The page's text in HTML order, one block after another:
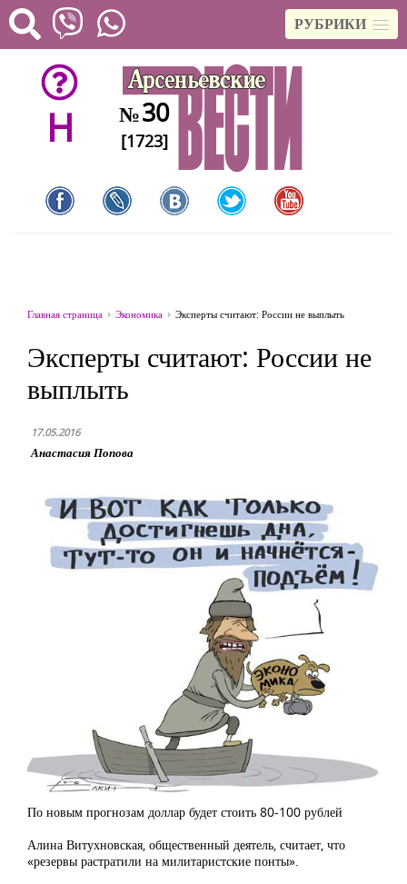
РУБРИКИ
H №30
[1723]
Главная страница Экономика Эксперты считают: России не выплыть
Эксперты считают: России не
выплыть
17.05.2016
Анастасия Попова
По новым прогнозам доллар будет стоить 80-100 рублей
Алина Витухновская, общественный деятель, считает, что
«резервы растратили на милитаристские понты».